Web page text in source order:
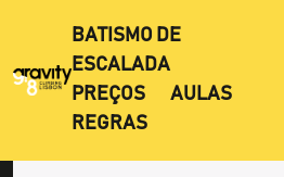
BATISMO DE
ESCALADA
PREÇOS
AULAS
REGRAS